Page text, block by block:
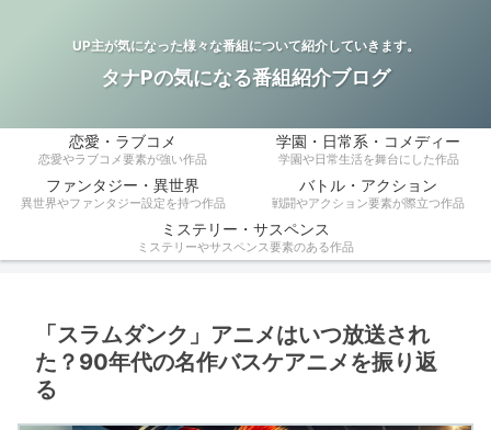
UP主が気になった様々な番組について紹介していきます。
タナPの気になる番組紹介ブログ
恋愛・ラブコメ
恋愛やラブコメ要素が強い作品
学園・日常系・コメディー
学園や日常生活を舞台にした作品
ファンタジー・異世界
異世界やファンタジー設定を持つ作品
バトル・アクション
戦闘やアクション要素が際立つ作品
ミステリー・サスペンス
ミステリーやサスペンス要素のある作品
「スラムダンク」アニメはいつ放送され
た？90年代の名作バスケアニメを振り返
る